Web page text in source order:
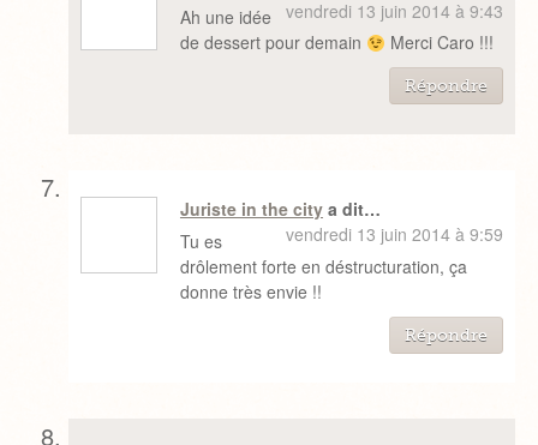
vendredi 13 juin 2014 à 9:43
Ah une idée
de dessert pour demain
Merci Caro !!!
Répondre
Juriste in the citya dit…
vendredi 13 juin 2014 à 9:59
Tu es
drôlement forte en déstructuration, ça
donne très envie !!
Répondre